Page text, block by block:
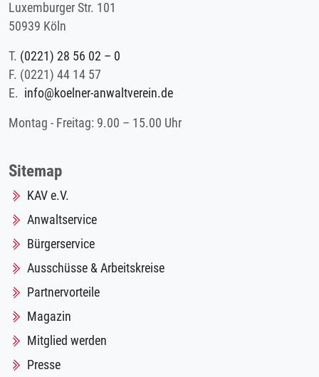
Luxemburger Str. 101
50939 Köln
T. (0221) 28 56 02 – 0
F. (0221) 44 14 57
E. info@koelner-anwaltverein.de
Montag - Freitag: 9.00 – 15.00 Uhr
Sitemap
KAV e.V.
Anwaltservice
Bürgerservice
Ausschüsse & Arbeitskreise
Partnervorteile
Magazin
Mitglied werden
Presse